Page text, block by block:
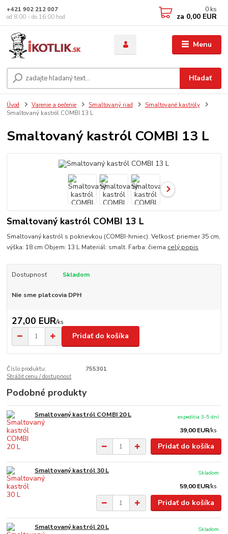
Menu
Hľadať
+421 902 212 007
od 8:00 - do 16:00 hod
0 ks
za 0,00 EUR
Úvod Varenie a pečenie Smaltovaný riad
Smaltované kastróly
Smaltovaný kastról COMBI 13 L
Smaltovaný kastról COMBI 13 L
Smaltovaný kastról COMBI 13 L
Smaltovaný kastról s pokrievkou (COMBI-hrniec). Veľkosť: priemer 35 cm,
výška: 18 cm Objem: 13 L Materiál: smalt. Farba: čierna celý popis
Dostupnosť Skladom
Nie sme platcovia DPH
27,00 EUR/ks
Pridať do košíka
Číslo produktu:
755301
Strážiť cenu / dostupnosť
Podobné produkty
Smaltovaný kastról COMBI 20 L
39,00 EUR/ks
expedícia 3-5 dní
Pridať do košíka
Smaltovaný kastról 30 L
59,00 EUR/ks
Skladom
Pridať do košíka
Smaltovaný kastról 20 L
Skladom